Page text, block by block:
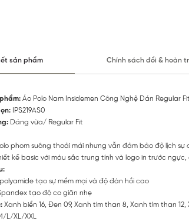
sản phẩm Chính sách đổi & hoàn
Áo Polo Nam Insidemen Công Nghệ Dán Regular Fit
IPS219AS0
Dáng vừa/ Regular Fit
phom suông thoải mái nhưng vẫn đảm bảo độ lịch sự
kế basic với màu sắc trung tính và logo in trước
tạo sự mềm mại và độ đàn hồi cao
tạo độ co giãn nhẹ
Xanh biển 16, Đen 09, Xanh tím than 8, Xanh tím than 12,
L/XL/XXL